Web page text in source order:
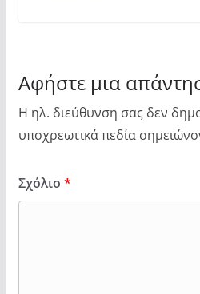
Αφήστε μια
Η ηλ. διεύθυνση σας δεν
υποχρεωτικά πεδία
Σχόλιο *